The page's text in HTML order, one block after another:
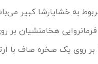
به خشایارشا کبیر
هخامنشیان بر